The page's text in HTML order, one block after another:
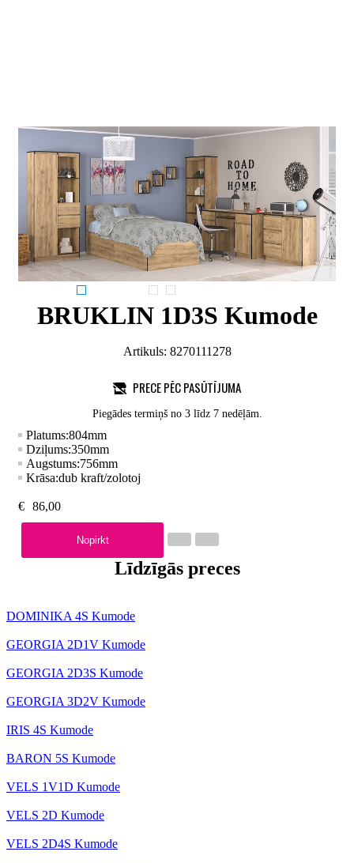
BRUKLIN 1D3S Kumode
Artikuls: 8270111278
PRECE PĒC PASŪTĪJUMA
Piegādes termiņš no 3 līdz 7 nedēļām.
Platums:804mm
Dziļums:350mm
Augstums:756mm
Krāsa:dub kraft/zolotoj
€ 86,00
Nopirkt
Līdzīgās preces
DOMINIKA 4S Kumode
GEORGIA 2D1V Kumode
GEORGIA 2D3S Kumode
GEORGIA 3D2V Kumode
IRIS 4S Kumode
BARON 5S Kumode
VELS 1V1D Kumode
VELS 2D Kumode
VELS 2D4S Kumode